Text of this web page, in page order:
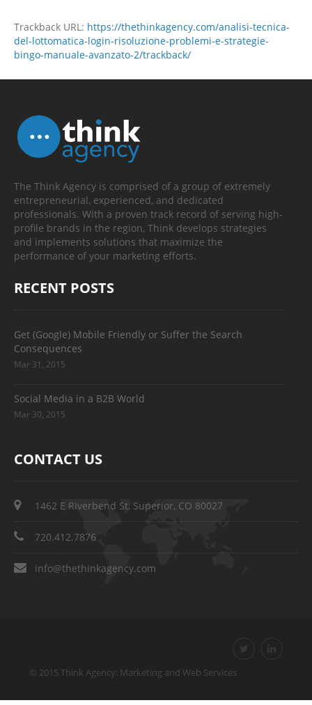
Trackback URL: https://thethinkagency.com/analisi-tecnica-
del-lottomatica-login-risoluzione-problemi-e-strategie-
bingo-manuale-avanzato-2/trackback/
The Think Agency is comprised of a group of extremely
entrepreneurial, experienced, and dedicated
professionals. With a proven track record of serving high-
profile brands in the region, Think develops strategies
and implements solutions that maximize the
performance of your marketing efforts.
RECENT POSTS
Get (Google) Mobile Friendly or Suffer the Search
Consequences
Mar 31, 2015
Social Media in a B2B World
Mar 30, 2015
CONTACT US
1462 E Riverbend St, Superior, CO 80027
720.412.7876
info@thethinkagency.com
© 2015 Think Agency: Marketing and Web Services